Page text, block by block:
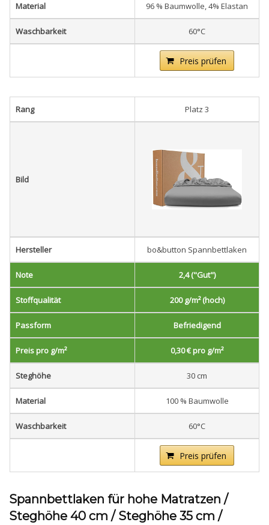
Material 96 % Baumwolle, 4% Elastan
Waschbarkeit 60°C
Preis prüfen
Rang Platz 3
Bild
Hersteller bo&button Spannbettlaken
Note 2,4 ("Gut")
Stoffqualität 200 g/m² (hoch)
Passform Befriedigend
Preis pro g/m² 0,30 € pro g/m²
Steghöhe 30 cm
Material 100 % Baumwolle
Waschbarkeit 60°C
Preis prüfen
Spannbettlaken für hohe Matratzen /
Steghöhe 40 cm / Steghöhe 35 cm /